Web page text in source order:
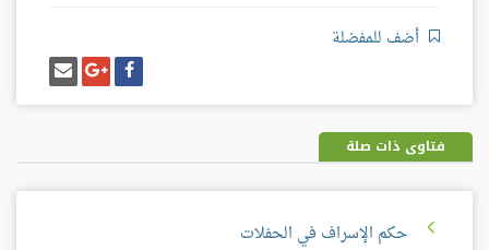
أضف للمفضلة
شارك
على
فيسبوك
شارك
على
غوغل
بلس
إرسل
إيميل
فتاوى ذات صلة
حكم الإسراف في الحفلات